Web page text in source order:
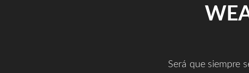
Será que siempre